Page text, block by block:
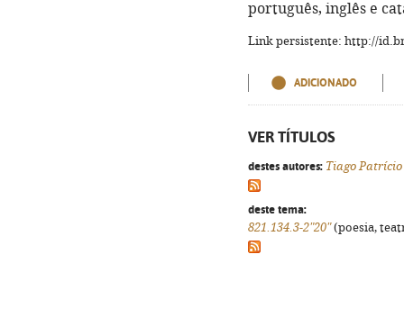
português, inglês e
Link persistente: http://
ADICIONADO
VER TÍTULOS
destes autores: Tiago Patrício
deste tema:
821.134.3-2"20"(poesia,